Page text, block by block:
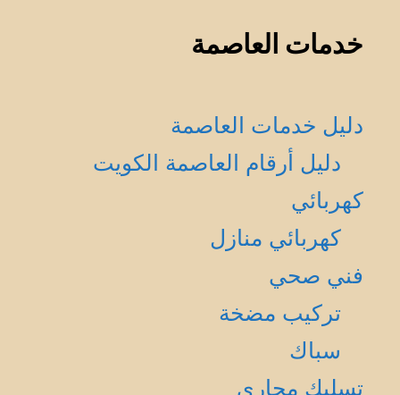
خدمات العاصمة
دليل خدمات العاصمة
دليل أرقام العاصمة الكويت
كهربائي
كهربائي منازل
فني صحي
تركيب مضخة
سباك
تسليك مجاري